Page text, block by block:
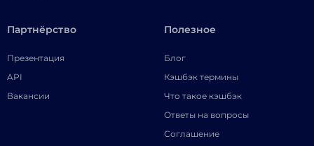
Партнёрство
Презентация
API
Вакансии
Полезное
Блог
Кэшбэк термины
Что такое кэшбэк
Ответы на вопросы
Соглашение